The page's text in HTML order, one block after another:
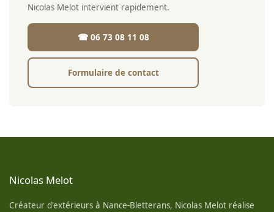
Nicolas Melot intervient rapidement.
☎ 06 73 08 11 08
Formulaire de contact
Nicolas Melot
Créateur d'extérieurs à Nance-Bletterans, Nicolas Melot réalise